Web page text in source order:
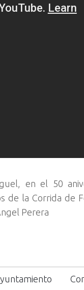
en el 50
de la Corrida de
Perera